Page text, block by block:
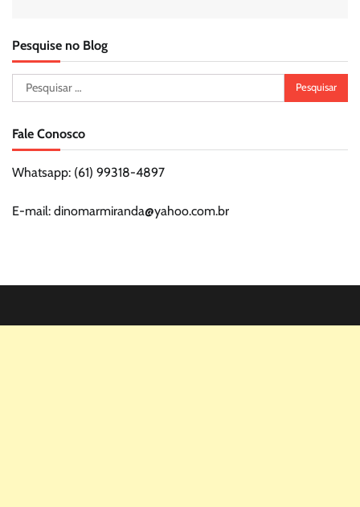
Pesquise no Blog
Pesquisar
por:
Fale Conosco
Whatsapp: (61) 99318-4897
E-mail: dinomarmiranda@yahoo.com.br